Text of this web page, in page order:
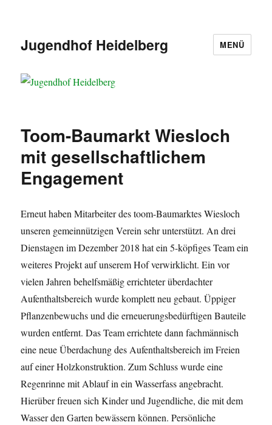
Jugendhof Heidelberg MENÜ
Toom-Baumarkt Wiesloch
mit gesellschaftlichem
Engagement
Erneut haben Mitarbeiter des toom-Baumarktes Wiesloch
unseren gemeinnützigen Verein sehr unterstützt. An drei
Dienstagen im Dezember 2018 hat ein 5-köpfiges Team ein
weiteres Projekt auf unserem Hof verwirklicht. Ein vor
vielen Jahren behelfsmäßig errichteter überdachter
Aufenthaltsbereich wurde komplett neu gebaut. Üppiger
Pflanzenbewuchs und die erneuerungsbedürftigen Bauteile
wurden entfernt. Das Team errichtete dann fachmännisch
eine neue Überdachung des Aufenthaltsbereich im Freien
auf einer Holzkonstruktion. Zum Schluss wurde eine
Regenrinne mit Ablauf in ein Wasserfass angebracht.
Hierüber freuen sich Kinder und Jugendliche, die mit dem
Wasser den Garten bewässern können. Persönliche